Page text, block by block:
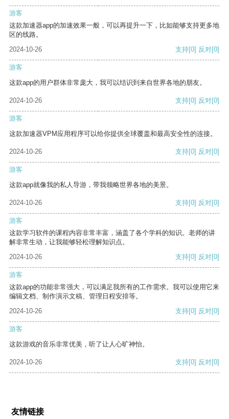
游客
这款加速器app的加速效果一般，可以再提升一下，比如能够支持更多地
区的线路。
2024-10-26
支持[0] 反对[0]
游客
这款app的用户群体非常庞大，我可以结识到来自世界各地的朋友。
2024-10-26 支持[0] 反对[0]
游客
这款加速器VPM应用程序可以给你提供全球覆盖和最高安全性的连接。
2024-10-26 支持[0] 反对[0]
游客
这款app就像我的私人导游，带我领略世界各地的美景。
2024-10-26 支持[0] 反对[0]
游客
这款学习软件的课程内容非常丰富，涵盖了各个学科的知识。老师的讲
解非常生动，让我能够轻松理解知识点。
2024-10-26
支持[0] 反对[0]
游客
这款app的功能非常强大，可以满足我所有的工作需求。我可以使用它来
编辑文档、制作演示文稿、管理日程安排等。
2024-10-26
支持[0] 反对[0]
游客
这款游戏的音乐非常优美，听了让人心旷神怡。
2024-10-26 支持[0] 反对[0]
友情链接